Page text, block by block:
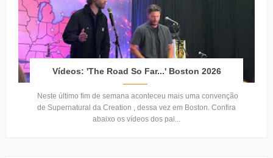
Vídeos: 'The Road So Far...' Boston 2026
Neste último fim de semana aconteceu mais uma convenção
de Supernatural da Creation , dessa vez em Boston. Confira
abaixo os vídeos dos pai...